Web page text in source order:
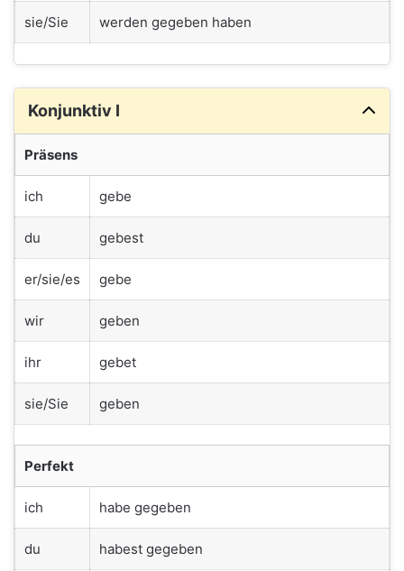
sie/Sie werden gegeben haben
Konjunktiv I
Präsens
ich gebe
du gebest
er/sie/es gebe
wir geben
ihr gebet
sie/Sie geben
Perfekt
ich habe gegeben
du habest gegeben